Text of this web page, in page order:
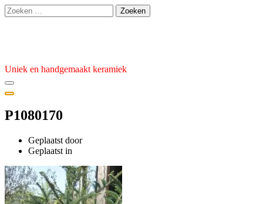
Ga
naar
Zoeken
naar:
Uniek en handgemaakt keramiek
P1080170
Geplaatst door
Geplaatst
9
april
2024
Geplaatst in